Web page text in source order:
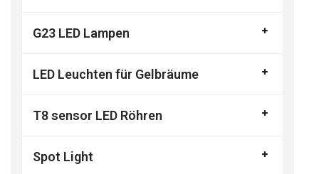
G23 LED Lampen
LED Leuchten für Gelbräume
T8 sensor LED Röhren
Spot Light